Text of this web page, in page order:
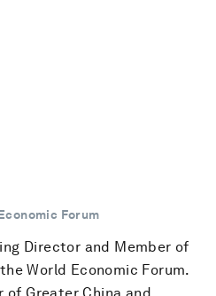
Forum
Director and Member of
World Economic Forum.